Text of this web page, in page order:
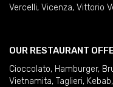
Vercelli, Vicenza, Vittorio
OUR RESTAURANT
Cioccolato, Hamburger,
Vietnamita, Taglieri, Kebab,